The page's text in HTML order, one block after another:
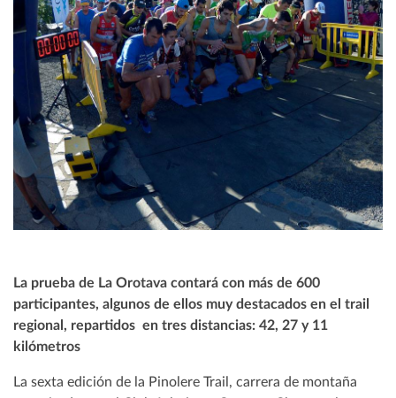
La prueba de La Orotava contará con más de 600
participantes, algunos de ellos muy destacados en el trail
regional, repartidos en tres distancias: 42, 27 y 11
kilómetros
La sexta edición de la Pinolere Trail, carrera de montaña